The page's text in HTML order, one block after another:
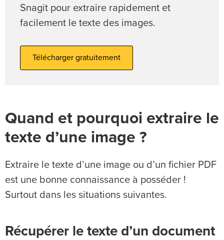
Snagit pour extraire rapidement et
facilement le texte des images.
Télécharger gratuitement
Quand et pourquoi extraire le
texte d’une image ?
Extraire le texte d’une image ou d’un fichier PDF
est une bonne connaissance à posséder !
Surtout dans les situations suivantes.
Récupérer le texte d’un document